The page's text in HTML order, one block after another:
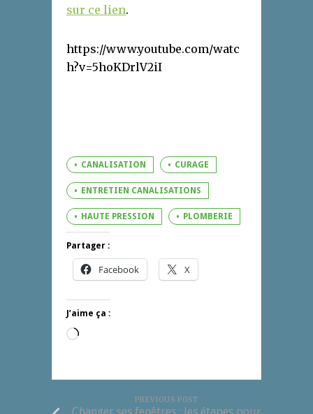
sur ce lien.
https://www.youtube.com/watc
h?v=5hoKDrlV2iI
CANALISATION CURAGE
ENTRETIEN CANALISATIONS
HAUTE PRESSION PLOMBERIE
Partager :
Facebook X
J’aime ça :
Chargement…
PREVIOUS POST